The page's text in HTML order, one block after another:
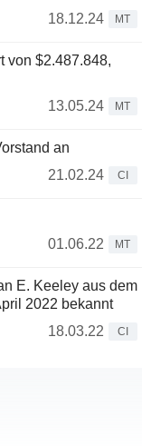
18.12.24
MT
von $2.487.848,
13.05.24
MT
an
21.02.24
CI
01.06.22
MT
E. Keeley aus dem
2022 bekannt
18.03.22
CI